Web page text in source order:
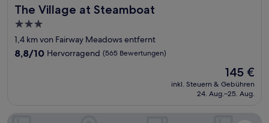
The Village at Steamboat
The Village at Steamboat
3.0-
Sterne-
Unterkunft
1,4 km von Fairway Meadows entfernt
8.8
8,8/10 Hervorragend (565 Bewertungen)
Der
Preis
beträgt
145 €
inkl. Steuern & Gebühren
24. Aug.–25. Aug.
Western Lodge